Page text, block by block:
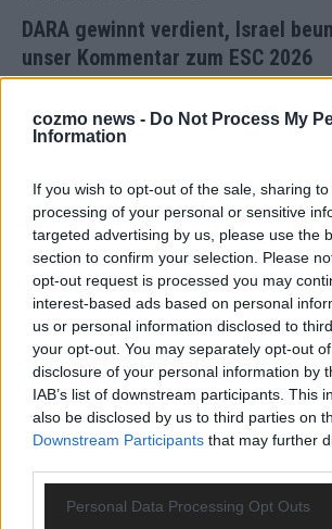
cozmo news - Do Not Process My
Information
If you wish to opt-out of the sale, sharing
processing of your personal or sensitive
targeted advertising by us, please use the
section to confirm your selection. Please
opt-out request is processed you may
interest-based ads based on personal
us or personal information disclosed to
your opt-out. You may separately opt-out
disclosure of your personal information by
IAB’s list of downstream participants. This
also be disclosed by us to third parties on
Downstream Participants that may further
Personal Data Processing Opt Outs
DARA gewinnt verdient, Israel
unser Kommentar zum ESC 2026
aufgestiegen – alle 25 Acts im Kurzcheck
Mai 2026
KOMMENTAR
JJ hat den Abend gerettet – der Rest des
war solide, aber kein Feuerwerk
Mai 2026
EXTRA
ESC-Halbfinale 2: Das sagen die
Mai 2026